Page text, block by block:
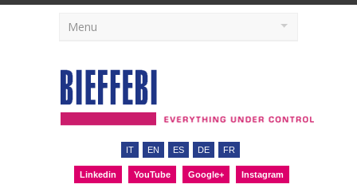
Menu
IT EN ES DE FR
Linkedin YouTube Google+ Instagram